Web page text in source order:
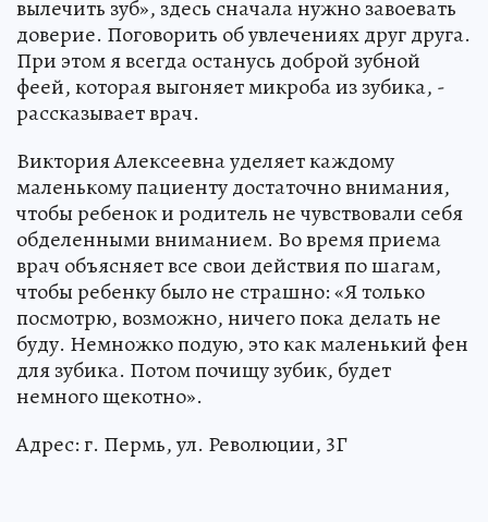
вылечить зуб», здесь сначала нужно завоевать
доверие. Поговорить об увлечениях друг друга.
При этом я всегда останусь доброй зубной
феей, которая выгоняет микроба из зубика, -
рассказывает врач.
Виктория Алексеевна уделяет каждому
маленькому пациенту достаточно внимания,
чтобы ребенок и родитель не чувствовали себя
обделенными вниманием. Во время приема
врач объясняет все свои действия по шагам,
чтобы ребенку было не страшно: «Я только
посмотрю, возможно, ничего пока делать не
буду. Немножко подую, это как маленький фен
для зубика. Потом почищу зубик, будет
немного щекотно».
Адрес: г. Пермь, ул. Революции, 3Г